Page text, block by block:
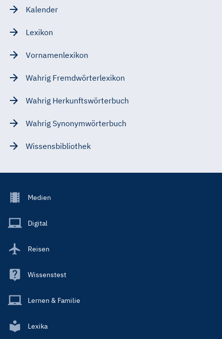
Kalender
Lexikon
Vornamenlexikon
Wahrig Fremdwörterlexikon
Wahrig Herkunftswörterbuch
Wahrig Synonymwörterbuch
Wissensbibliothek
Footer
Main
Medien
Digital
Reisen
Wissenstest
Lernen & Familie
Lexika